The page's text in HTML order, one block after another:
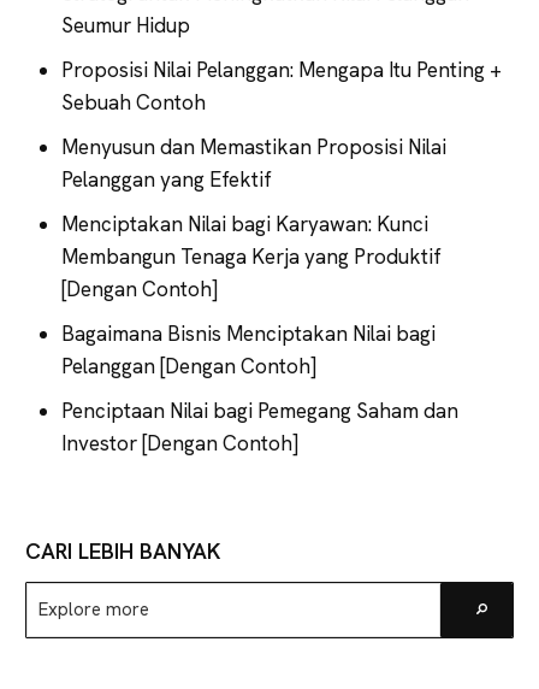
Seumur Hidup
Proposisi Nilai Pelanggan: Mengapa Itu Penting +
Sebuah Contoh
Menyusun dan Memastikan Proposisi Nilai
Pelanggan yang Efektif
Menciptakan Nilai bagi Karyawan: Kunci
Membangun Tenaga Kerja yang Produktif
[Dengan Contoh]
Bagaimana Bisnis Menciptakan Nilai bagi
Pelanggan [Dengan Contoh]
Penciptaan Nilai bagi Pemegang Saham dan
Investor [Dengan Contoh]
CARI LEBIH BANYAK
Explore
more